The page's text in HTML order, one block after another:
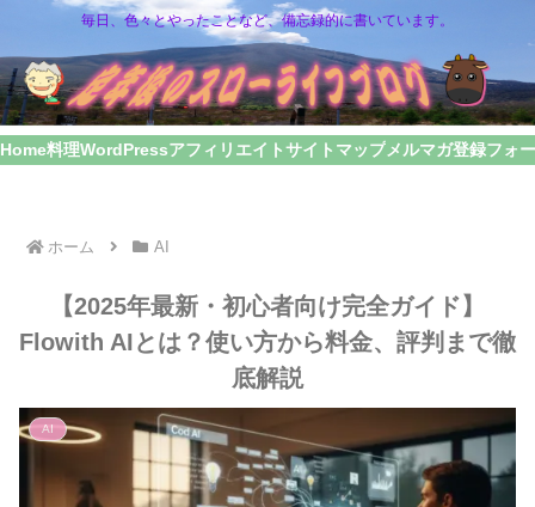
毎日、色々とやったことなど、備忘録的に書いています。
Home料理WordPressアフィリエイトサイトマップメルマガ登録フォ
ホーム AI
【2025年最新・初心者向け完全ガイド】
Flowith AIとは？使い方から料金、評判まで徹
底解説
AI